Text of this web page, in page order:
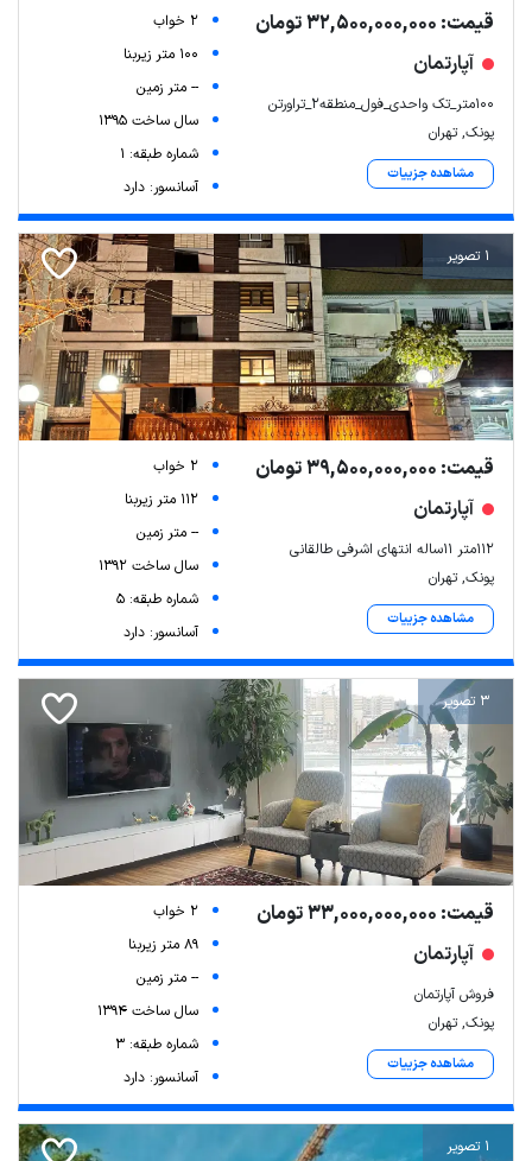
قیمت: 32,500,000,000 تومان
آپارتمان
۱۰۰متر_تک واحدی_فول_منطقه۲_تراورتن
پونک, تهران
مشاهده جزییات
2 خواب
100 متر زیربنا
-- متر زمین
سال ساخت 1395
شماره طبقه: 1
آسانسور: دارد
1 تصویر
قیمت: 39,500,000,000 تومان
آپارتمان
۱۱۲متر ۱۱ساله انتهای اشرفی طالقانی
پونک, تهران
مشاهده جزییات
2 خواب
112 متر زیربنا
-- متر زمین
سال ساخت 1392
شماره طبقه: 5
آسانسور: دارد
3 تصویر
قیمت: 33,000,000,000 تومان
آپارتمان
فروش آپارتمان
پونک, تهران
مشاهده جزییات
2 خواب
89 متر زیربنا
-- متر زمین
سال ساخت 1394
شماره طبقه: 3
آسانسور: دارد
1 تصویر